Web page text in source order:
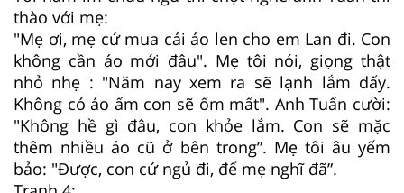
thào với mẹ:
"Mẹ ơi, mẹ cứ mua cái áo len cho em Lan đi. Con
không cần áo mới đâu". Mẹ tôi nói, giọng thật
nhỏ nhẹ : "Năm nay xem ra sẽ lạnh lắm đấy.
Không có áo ấm con sẽ ốm mất". Anh Tuấn cười:
"Không hề gì đâu, con khỏe lắm. Con sẽ mặc
thêm nhiều áo cũ ở bên trong”. Mẹ tôi âu yếm
bảo: "Được, con cứ ngủ đi, để mẹ nghĩ đã”.